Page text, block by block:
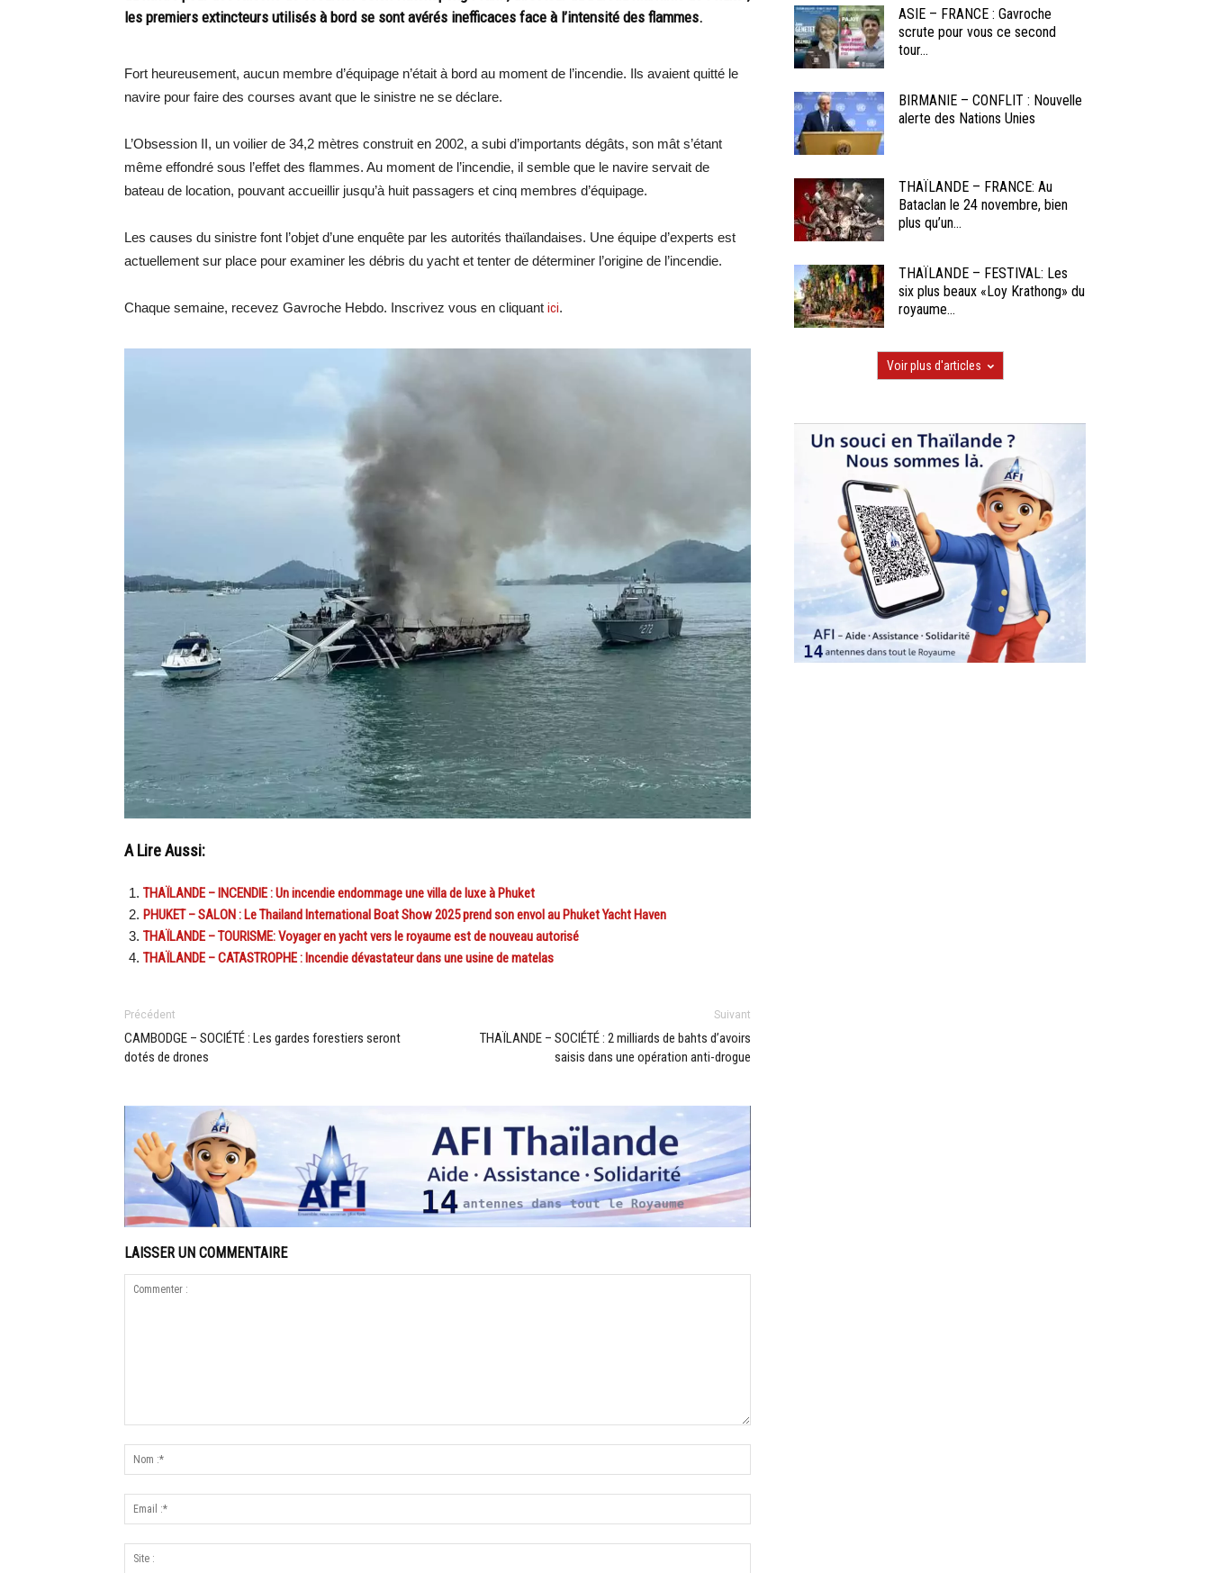
les premiers extincteurs utilisés à bord se sont avérés inefficaces face à l’intensité des flammes.
Fort heureusement, aucun membre d’équipage n’était à bord au moment de l’incendie. Ils avaient quitté le
navire pour faire des courses avant que le sinistre ne se déclare.
L’Obsession II, un voilier de 34,2 mètres construit en 2002, a subi d’importants dégâts, son mât s’étant
même effondré sous l’effet des flammes. Au moment de l’incendie, il semble que le navire servait de
bateau de location, pouvant accueillir jusqu’à huit passagers et cinq membres d’équipage.
Les causes du sinistre font l’objet d’une enquête par les autorités thaïlandaises. Une équipe d’experts est
actuellement sur place pour examiner les débris du yacht et tenter de déterminer l’origine de l’incendie.
Chaque semaine, recevez Gavroche Hebdo. Inscrivez vous en cliquant ici.
A Lire Aussi:
THAÏLANDE – INCENDIE : Un incendie endommage une villa de luxe à Phuket
PHUKET – SALON : Le Thailand International Boat Show 2025 prend son envol au Phuket Yacht Haven
THAÏLANDE – TOURISME: Voyager en yacht vers le royaume est de nouveau autorisé
THAÏLANDE – CATASTROPHE : Incendie dévastateur dans une usine de matelas
Précédent
CAMBODGE – SOCIÉTÉ : Les gardes forestiers seront
dotés de drones
Suivant
THAÏLANDE – SOCIÉTÉ : 2 milliards de bahts d’avoirs
saisis dans une opération anti-drogue
LAISSER UN COMMENTAIRE
ASIE – FRANCE : Gavroche
scrute pour vous ce second
tour...
BIRMANIE – CONFLIT : Nouvelle
alerte des Nations Unies
THAÏLANDE – FRANCE: Au
Bataclan le 24 novembre, bien
plus qu’un...
THAÏLANDE – FESTIVAL: Les
six plus beaux «Loy Krathong» du
royaume...
Voir plus d'articles